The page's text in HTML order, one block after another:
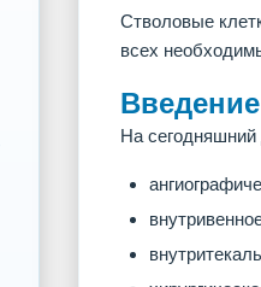
Стволовые
всех
На сегодняшний